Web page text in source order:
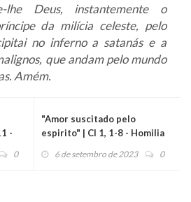
lhe Deus, instantemente o
da milícia celeste, pelo
no inferno a satanás e a
que andam pelo mundo
Amém.
-
0
"Amor suscitado pelo
espirito" | Cl 1, 1-8 - Homilia
6 de setembro de 2023 0